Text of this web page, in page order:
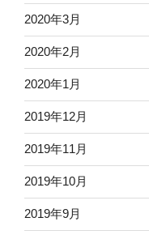
2020年3月
2020年2月
2020年1月
2019年12月
2019年11月
2019年10月
2019年9月